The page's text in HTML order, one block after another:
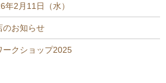
2月11日（水）
のお知らせ
ークショップ2025